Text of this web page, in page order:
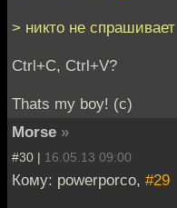
> никто не спрашивает
Ctrl+C, Ctrl+V?
Thats my boy! (c)
Morse »
#30 | 16.05.13 09:00
Кому: powerporco, #29